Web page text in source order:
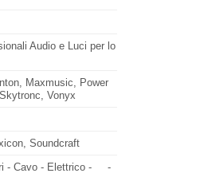
Audio e Luci per lo
Maxmusic, Power
Vonyx
Soundcraft
-
- Cavo - Elettrico -